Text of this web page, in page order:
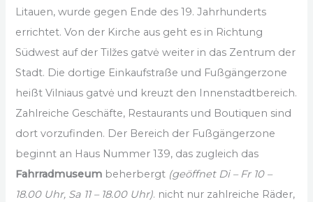
Litauen, wurde gegen Ende des 19. Jahrhunderts
errichtet. Von der Kirche aus geht es in Richtung
Südwest auf der Tilžes gatvė weiter in das Zentrum der
Stadt. Die dortige Einkaufstraße und Fußgängerzone
heißt Vilniaus gatvė und kreuzt den Innenstadtbereich.
Zahlreiche Geschäfte, Restaurants und Boutiquen sind
dort vorzufinden. Der Bereich der Fußgängerzone
beginnt an Haus Nummer 139, das zugleich das
Fahrradmuseum beherbergt (geöffnet Di – Fr 10 –
18.00 Uhr, Sa 11 – 18.00 Uhr). nicht nur zahlreiche Räder,